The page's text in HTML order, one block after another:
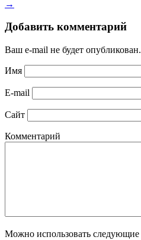
→
Добавить комментарий
Ваш e-mail не будет опубликован.
Имя
E-mail
Сайт
Комментарий
Можно использовать следующие